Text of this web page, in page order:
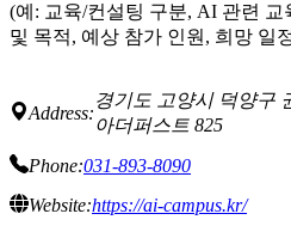
(예: 교육/컨설팅 구분, AI 관련 교
및 목적, 예상 참가 인원, 희망 일
Address:
경기도 고양시 덕양구
아더퍼스트 825
Phone:031-893-8090
Website:https://ai-campus.kr/